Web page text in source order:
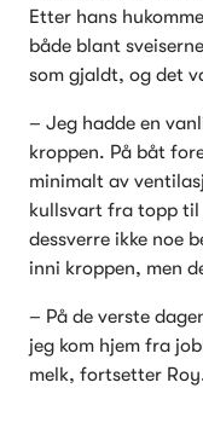
Etter hans
både blant
som gjaldt, og det
– Jeg hadde en
kroppen. På båt
minimalt av
kullsvart fra topp til
dessverre ikke noe
inni kroppen, men
– På de verste
jeg kom hjem fra
melk, fortsetter